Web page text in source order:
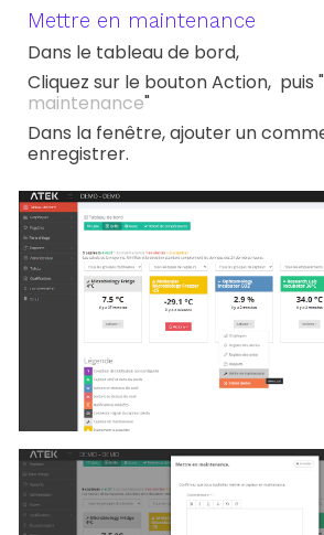
Mettre en maintenance
Dans le tableau de bord,
Cliquezsur le bouton Action, puis "
maintenance"
Dans la fenêtre, ajouter un
enregistrer.